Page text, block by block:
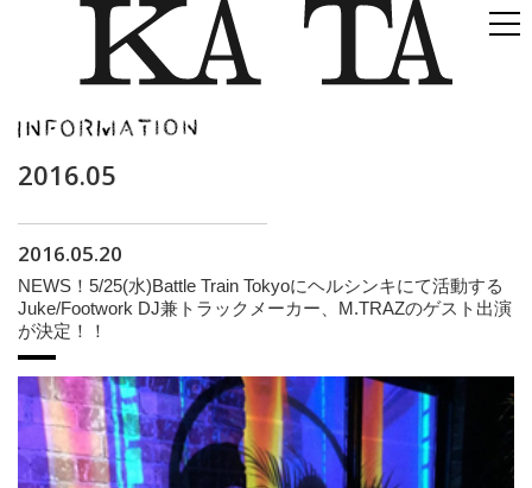
2016.05
2016.05.20
NEWS！5/25(水)Battle Train Tokyoにヘルシンキにて活動する
Juke/Footwork DJ兼トラックメーカー、M.TRAZのゲスト出演
が決定！！